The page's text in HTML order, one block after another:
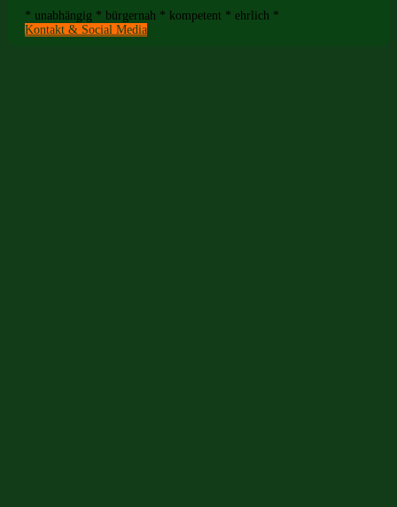
* unabhängig * bürgernah * kompetent * ehrlich *
Kontakt & Social Media